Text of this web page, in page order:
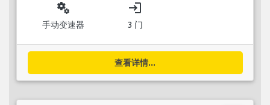
miscellaneous_services
手动变速器
login
3 门
查看详情...